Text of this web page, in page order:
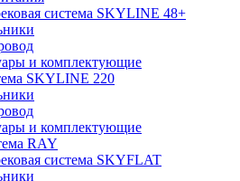
система SKYLINE 48+
и комплектующие
SKYLINE 220
и комплектующие
RAY
система SKYFLAT